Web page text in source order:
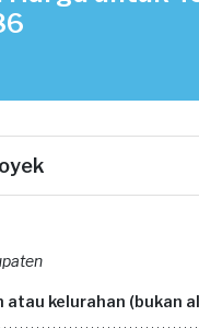
atau kelurahan (bukan